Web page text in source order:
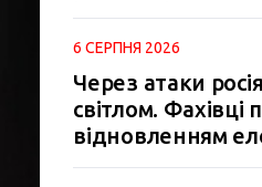
6 СЕРПНЯ 2026
Через атаки
світлом.
відновленням